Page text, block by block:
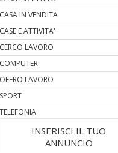
CASA IN VENDITA
CASE E ATTIVITA'
CERCO LAVORO
COMPUTER
OFFRO LAVORO
SPORT
TELEFONIA
INSERISCI IL TUO
ANNUNCIO